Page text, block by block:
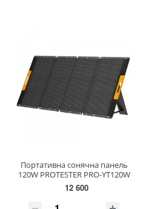
Портативна сонячна панель
120W PROTESTER PRO-YT120W
12 600